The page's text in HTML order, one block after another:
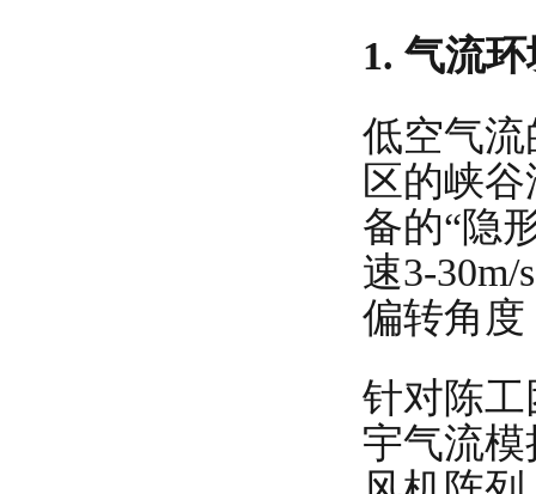
1. 气流
低空气
区的峡
备的“隐
速3-
偏转角
针对陈
宇气流